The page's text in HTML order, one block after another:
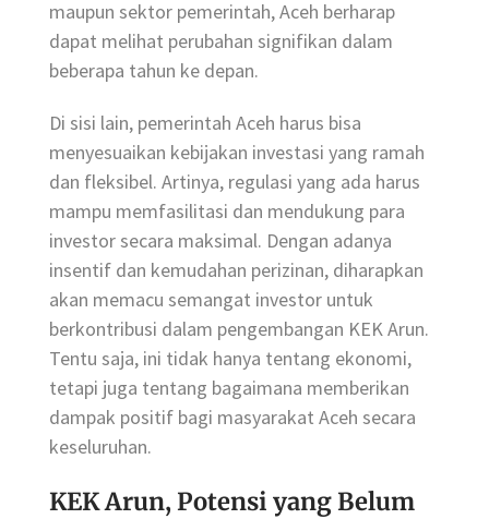
maupun sektor pemerintah, Aceh berharap
dapat melihat perubahan signifikan dalam
beberapa tahun ke depan.
Di sisi lain, pemerintah Aceh harus bisa
menyesuaikan kebijakan investasi yang ramah
dan fleksibel. Artinya, regulasi yang ada harus
mampu memfasilitasi dan mendukung para
investor secara maksimal. Dengan adanya
insentif dan kemudahan perizinan, diharapkan
akan memacu semangat investor untuk
berkontribusi dalam pengembangan KEK Arun.
Tentu saja, ini tidak hanya tentang ekonomi,
tetapi juga tentang bagaimana memberikan
dampak positif bagi masyarakat Aceh secara
keseluruhan.
KEK Arun, Potensi yang Belum